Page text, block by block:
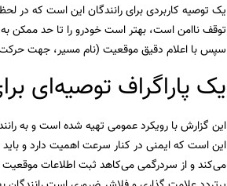
یک توصیه کاربردی برای رانندگان این است که در
توقف ناامن است، بهتر است خودرو را تا حد ممکن به
سپس با اعلام دقیق موقعیت (نام مسیر، جهت حرکت،
یک پاراگراف توصیه‌ای
این گزارش با رویکرد عمومی تهیه شده است و به
این است که ایمنی در کنار سرعت اهمیت دارد و
می‌کند و از سردرگمی می‌کاهد ثبت اطلاعات موقعیت